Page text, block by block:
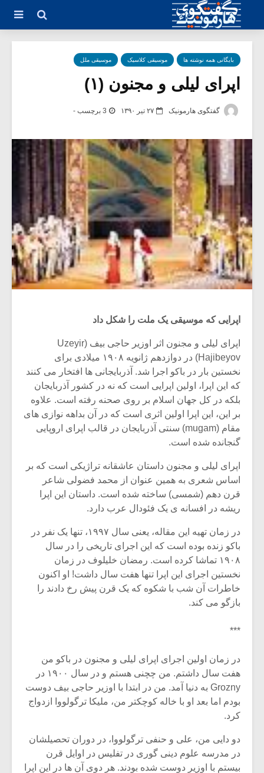
بایگانی همه نوشته ها موسیقی کلاسیک موسیقی ملل
اپرای لیلی و مجنون (۱)
گفتگوی هارمونیک ۲۷ تیر ۱۳۹۰ 3 برچسب -
اپرایی که موسیقی یک ملت را شکل داد
اپرای لیلی و مجنون اثر اوزیر حاجی بیف (Uzeyir
Hajibeyov) در دوازدهم ژانویه ۱۹۰۸ میلادی برای
نخستین بار در باکو اجرا شد. آذربایجانی ها افتخار می کنند
که این اپرا، اولین اپرایی است که نه در کشور آذربایجان
بلکه در کل جهان اسلام بر روی صحنه رفته است. علاوه
بر این، این اپرا اولین اثری است که در آن بداهه نوازی های
مقام (mugam) سنتی آذربایجان در قالب اپرای اروپایی
گنجانده شده است.
اپرای لیلی و مجنون داستان عاشقانه تراژیکی است که بر
اساس شعری به همین عنوان از محمد فضولی شاعر
قرن دهم (شمسی) ساخته شده است. داستان این اپرا
ریشه در افسانه ی یک فئودال عرب دارد.
در زمان تهیه این مقاله، یعنی سال ۱۹۹۷، تنها یک نفر در
باکو زنده بوده است که این اجرای تاریخی را در سال
۱۹۰۸ تماشا کرده است. رمضان خلیلوف در زمان
نخستین اجرای این اپرا تنها هفت سال داشت! او اکنون
خاطرات آن شب با شکوه که یک قرن پیش رخ دادند را
بازگو می کند.
***
در زمان اولین اجرای اپرای لیلی و مجنون در باکو من
هفت سال داشتم. من چچنی هستم و در سال ۱۹۰۰ در
Grozny به دنیا آمد. من در ابتدا با اوزیر حاجی بیف دوست
بودم اما بعد او با خاله کوچکتر من، ملیکا ترگولووا ازدواج
کرد.
دو دایی من، علی و حنفی ترگولووا، در دوران تحصیلشان
در مدرسه علوم دینی گوری در تفلیس در اوایل قرن
بیستم با اوزیر دوست شده بودند. هر دوی آن ها در این اپرا
یادداشتی بر موسیقی
دوره